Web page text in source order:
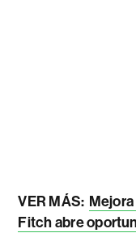
VER MÁS:
Fitch abre